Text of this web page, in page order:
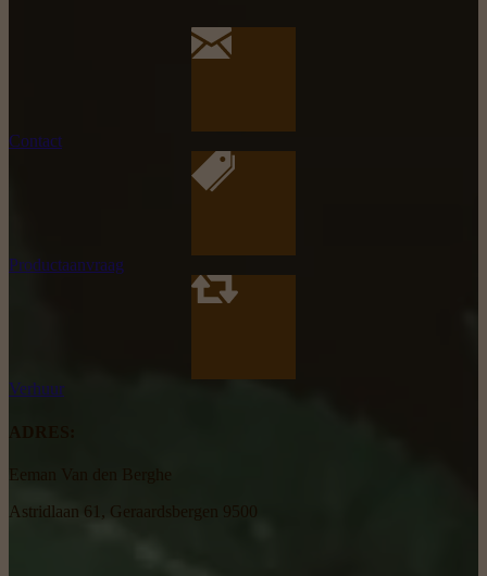
Contact
Productaanvraag
Verhuur
Astridlaan 61, Geraardsbergen 9500